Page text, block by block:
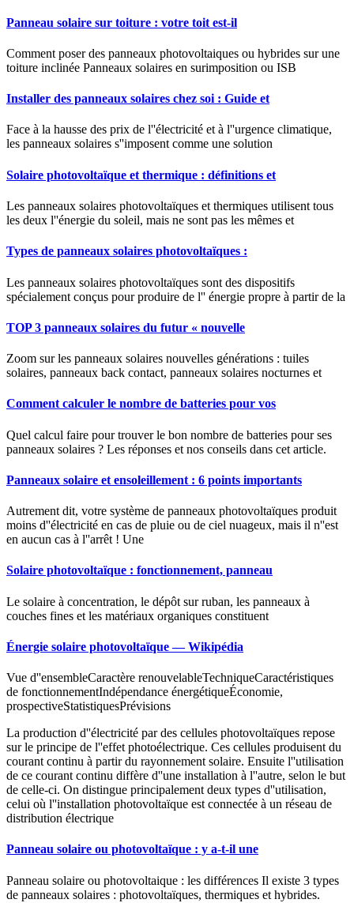
Panneau solaire sur toiture : votre toit est-il
Comment poser des panneaux photovoltaiques ou hybrides sur une
toiture inclinée Panneaux solaires en surimposition ou ISB
Installer des panneaux solaires chez soi : Guide et
Face à la hausse des prix de l''électricité et à l''urgence climatique,
les panneaux solaires s''imposent comme une solution
Solaire photovoltaïque et thermique : définitions et
Les panneaux solaires photovoltaïques et thermiques utilisent tous
les deux l''énergie du soleil, mais ne sont pas les mêmes et
Types de panneaux solaires photovoltaïques :
Les panneaux solaires photovoltaïques sont des dispositifs
spécialement conçus pour produire de l'' énergie propre à partir de la
TOP 3 panneaux solaires du futur « nouvelle
Zoom sur les panneaux solaires nouvelles générations : tuiles
solaires, panneaux back contact, panneaux solaires nocturnes et
Comment calculer le nombre de batteries pour vos
Quel calcul faire pour trouver le bon nombre de batteries pour ses
panneaux solaires ? Les réponses et nos conseils dans cet article.
Panneaux solaire et ensoleillement : 6 points importants
Autrement dit, votre système de panneaux photovoltaïques produit
moins d''électricité en cas de pluie ou de ciel nuageux, mais il n''est
en aucun cas à l''arrêt ! Une
Solaire photovoltaïque : fonctionnement, panneau
Le solaire à concentration, le dépôt sur ruban, les panneaux à
couches fines et les matériaux organiques constituent
Énergie solaire photovoltaïque — Wikipédia
Vue d''ensembleCaractère renouvelableTechniqueCaractéristiques
de fonctionnementIndépendance énergétiqueÉconomie,
prospectiveStatistiquesPrévisions
La production d''électricité par des cellules photovoltaïques repose
sur le principe de l''effet photoélectrique. Ces cellules produisent du
courant continu à partir du rayonnement solaire. Ensuite l''utilisation
de ce courant continu diffère d''une installation à l''autre, selon le but
de celle-ci. On distingue principalement deux types d''utilisation,
celui où l''installation photovoltaïque est connectée à un réseau de
distribution électrique
Panneau solaire ou photovoltaïque : y a-t-il une
Panneau solaire ou photovoltaique : les différences Il existe 3 types
de panneaux solaires : photovoltaïques, thermiques et hybrides.